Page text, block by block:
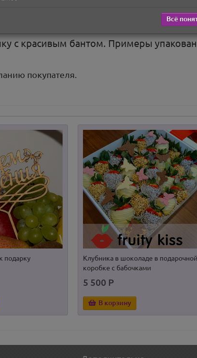
могут быть заменены на любые,
с красивым бантом. Примеры
покупателя.
подарку
Клубника в шоколаде в подарочной
коробке с бабочками
5 500 Р
В корзину
Всё